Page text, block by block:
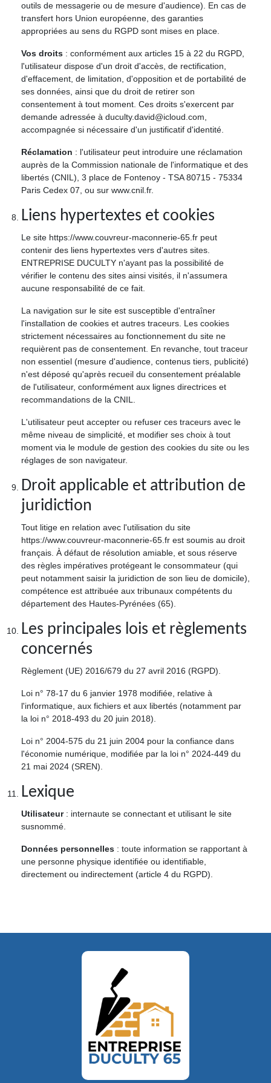
outils de messagerie ou de mesure d'audience). En cas de
transfert hors Union européenne, des garanties
appropriées au sens du RGPD sont mises en place.
Vos droits : conformément aux articles 15 à 22 du RGPD,
l'utilisateur dispose d'un droit d'accès, de rectification,
d'effacement, de limitation, d'opposition et de portabilité de
ses données, ainsi que du droit de retirer son
consentement à tout moment. Ces droits s'exercent par
demande adressée à duculty.david@icloud.com,
accompagnée si nécessaire d'un justificatif d'identité.
Réclamation : l'utilisateur peut introduire une réclamation
auprès de la Commission nationale de l'informatique et des
libertés (CNIL), 3 place de Fontenoy - TSA 80715 - 75334
Paris Cedex 07, ou sur www.cnil.fr.
Liens hypertextes et cookies
Le site https://www.couvreur-maconnerie-65.fr peut
contenir des liens hypertextes vers d'autres sites.
ENTREPRISE DUCULTY n'ayant pas la possibilité de
vérifier le contenu des sites ainsi visités, il n'assumera
aucune responsabilité de ce fait.
La navigation sur le site est susceptible d'entraîner
l'installation de cookies et autres traceurs. Les cookies
strictement nécessaires au fonctionnement du site ne
requièrent pas de consentement. En revanche, tout traceur
non essentiel (mesure d'audience, contenus tiers, publicité)
n'est déposé qu'après recueil du consentement préalable
de l'utilisateur, conformément aux lignes directrices et
recommandations de la CNIL.
L'utilisateur peut accepter ou refuser ces traceurs avec le
même niveau de simplicité, et modifier ses choix à tout
moment via le module de gestion des cookies du site ou les
réglages de son navigateur.
Droit applicable et attribution de
juridiction
Tout litige en relation avec l'utilisation du site
https://www.couvreur-maconnerie-65.fr est soumis au droit
français. À défaut de résolution amiable, et sous réserve
des règles impératives protégeant le consommateur (qui
peut notamment saisir la juridiction de son lieu de domicile),
compétence est attribuée aux tribunaux compétents du
département des Hautes-Pyrénées (65).
Les principales lois et règlements
concernés
Règlement (UE) 2016/679 du 27 avril 2016 (RGPD).
Loi n° 78-17 du 6 janvier 1978 modifiée, relative à
l'informatique, aux fichiers et aux libertés (notamment par
la loi n° 2018-493 du 20 juin 2018).
Loi n° 2004-575 du 21 juin 2004 pour la confiance dans
l'économie numérique, modifiée par la loi n° 2024-449 du
21 mai 2024 (SREN).
Lexique
Utilisateur: internaute se connectant et utilisant le site
susnommé.
Données personnelles : toute information se rapportant à
une personne physique identifiée ou identifiable,
directement ou indirectement (article 4 du RGPD).